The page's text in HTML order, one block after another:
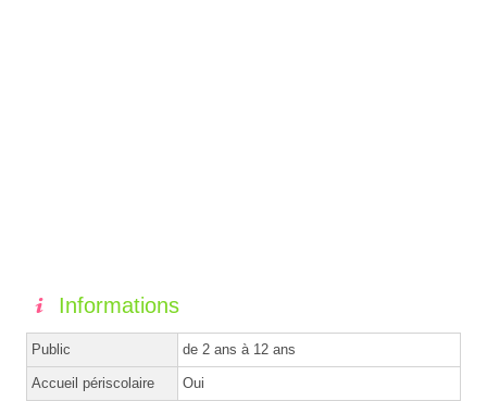
Informations
Public de 2 ans à 12 ans
Accueil périscolaire Oui